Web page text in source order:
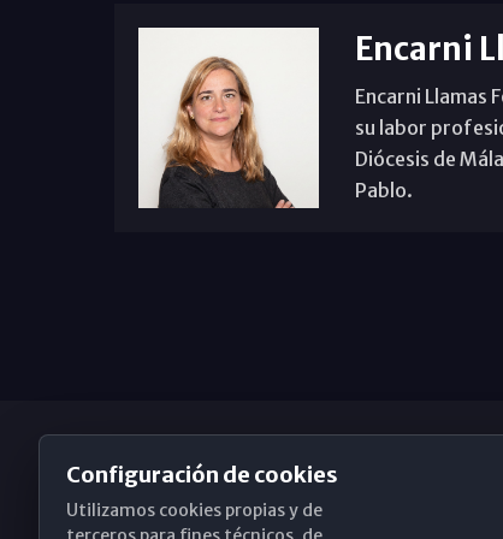
Encarni
Encarni Llamas
su labor
Diócesis de
Pablo.
Obispado de Málaga
Configuración de cookies
Utilizamos cookies propias y de